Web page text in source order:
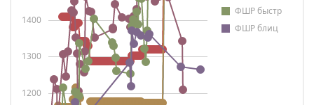
ФШР быстр
ФШР блиц
1200
1300
1400